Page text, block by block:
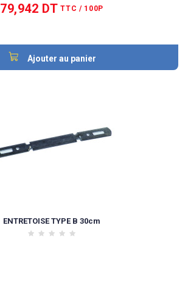
79,942 DT TTC / 100P
Ajouter au panier
ENTRETOISE TYPE B 30cm